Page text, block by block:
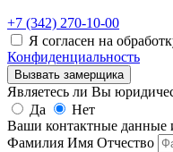
+7 (342) 270-10-00
Я согласен на
Конфиденциальность
Вызвать замерщика
Являетесь ли Вы
Да
Нет
Ваши контактные данные
Фамилия Имя Отчество